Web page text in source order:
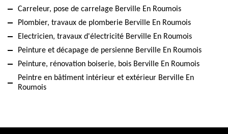
Carreleur, pose de carrelage Berville En Roumois
Plombier, travaux de plomberie Berville En Roumois
Electricien, travaux d'électricité Berville En Roumois
Peinture et décapage de persienne Berville En Roumois
Peinture, rénovation boiserie, bois Berville En Roumois
Peintre en bâtiment intérieur et extérieur Berville En
Roumois